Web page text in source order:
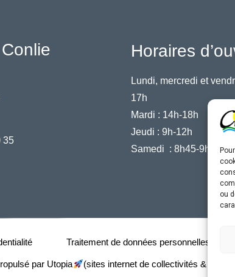
ou
35
Horaires
Lundi, mercredi et
17h
Mardi : 14h-18h
Jeudi : 9h-12h
Samedi : 8h45-9h45
Traitement de données personnelles
par Utopia (sites internet de collectivités & GRC/